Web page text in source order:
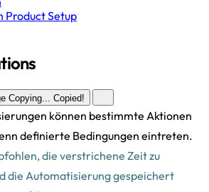
Product Setup
Copying... Copied!
können bestimmte Aktionen
definierte Bedingungen eintreten.
die verstrichene Zeit zu
die Automatisierung gespeichert